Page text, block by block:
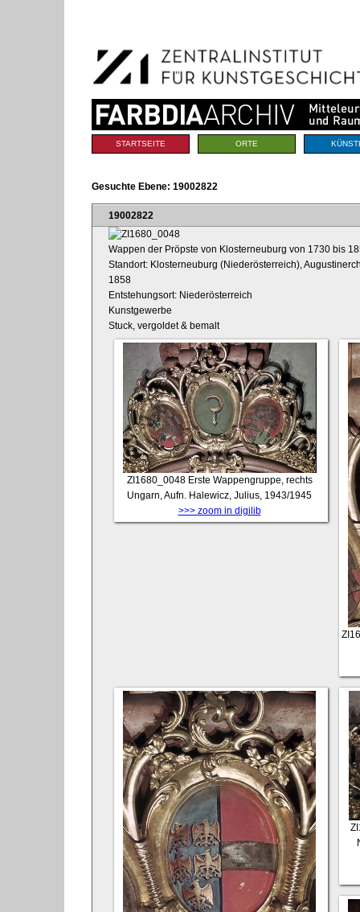
Navigation
Sektionen
STARTSEITE ORTE
Gesuchte Ebene: 19002822
19002822
Wappen der Pröpste von Klosterneuburg von 1730 bis
Standort: Klosterneuburg (Niederösterreich),
1858
Entstehungsort: Niederösterreich
Kunstgewerbe
Stuck, vergoldet & bemalt
ZI1680_0048 Erste Wappengruppe, rechts
Ungarn, Aufn. Halewicz, Julius, 1943/1945
>>> zoom in digilib